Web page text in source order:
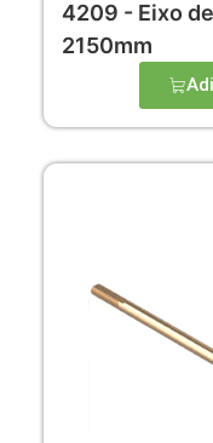
4209 - Eixo
2150mm